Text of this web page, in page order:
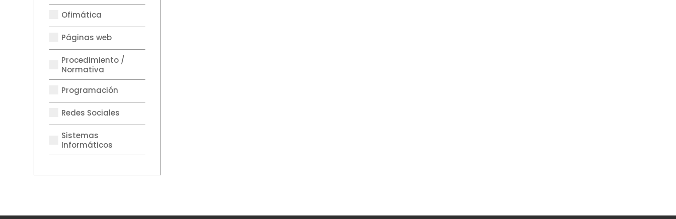
Ofimática
Páginas web
Procedimiento /
Normativa
Programación
Redes Sociales
Sistemas
Informáticos